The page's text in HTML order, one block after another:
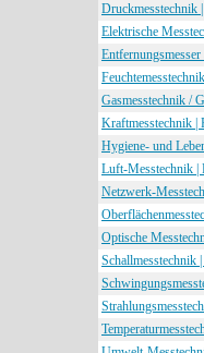
Druckmesstechnik
Elektrische
Gasmesstechnik /
Kraftmesstechnik |
Hygiene- und
Luft-Messtechnik |
Netzwerk-
Optische
Schallmesstechnik